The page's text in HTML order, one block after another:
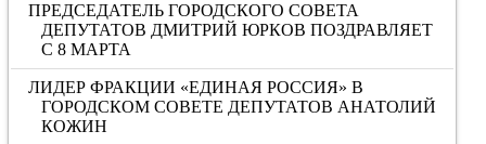
ПРЕДСЕДАТЕЛЬ ГОРОДСКОГО СОВЕТА
ДЕПУТАТОВ ДМИТРИЙ ЮРКОВ ПОЗДРАВЛЯЕТ
С 8 МАРТА
ЛИДЕР ФРАКЦИИ «ЕДИНАЯ РОССИЯ» В
ГОРОДСКОМ СОВЕТЕ ДЕПУТАТОВ АНАТОЛИЙ
КОЖИН